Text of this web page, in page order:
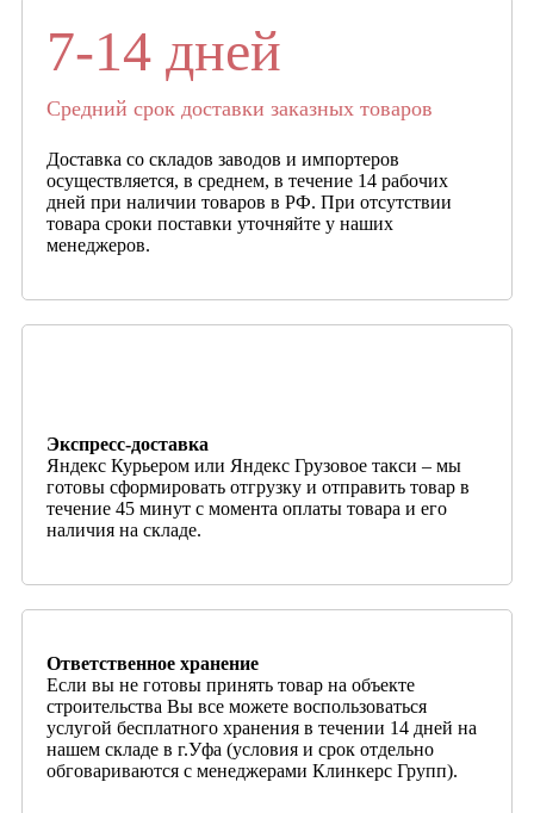
7-14 дней
Средний срок доставки заказных товаров
Доставка со складов заводов и импортеров
осуществляется, в среднем, в течение 14 рабочих
дней при наличии товаров в РФ. При отсутствии
товара сроки поставки уточняйте у наших
менеджеров.
Экспресс-доставка
Яндекс Курьером или Яндекс Грузовое такси – мы
готовы сформировать отгрузку и отправить товар в
течение 45 минут с момента оплаты товара и его
наличия на складе.
Ответственное хранение
Если вы не готовы принять товар на объекте
строительства Вы все можете воспользоваться
услугой бесплатного хранения в течении 14 дней на
нашем складе в г.Уфа (условия и срок отдельно
обговариваются с менеджерами Клинкерс Групп).